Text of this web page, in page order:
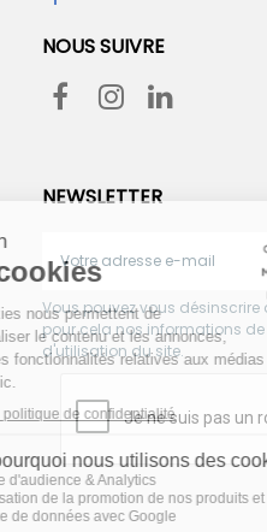
NOUS SUIVRE
NEWSLETTER
Vous pouvez vous
pour cela nos informations
d'utilisation du site.